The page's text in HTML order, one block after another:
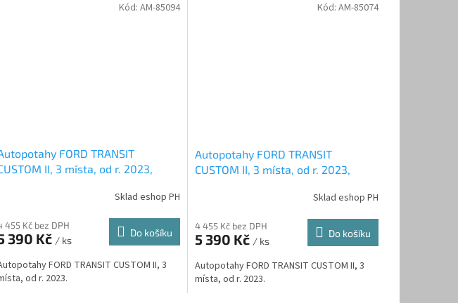
FORD TRANSIT
II, 3 místa, od r. 2023,
Sklad eshop PH
455 Kč bez DPH
390 Kč / ks
Do košíku
FORD TRANSIT CUSTOM II, 3
od r. 2023.
Kód: AM-85094
Autopotahy FORD TRANSIT
CUSTOM II, 3 místa, od r. 2023,
Sklad eshop PH
4 455 Kč bez DPH
5 390 Kč / ks
Do košíku
Autopotahy FORD TRANSIT CUSTOM II, 3
místa, od r. 2023.
Kód: AM-85074